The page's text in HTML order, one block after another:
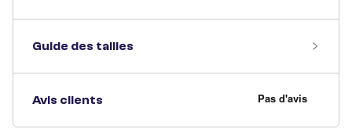
Guide des tailles
Avis clients